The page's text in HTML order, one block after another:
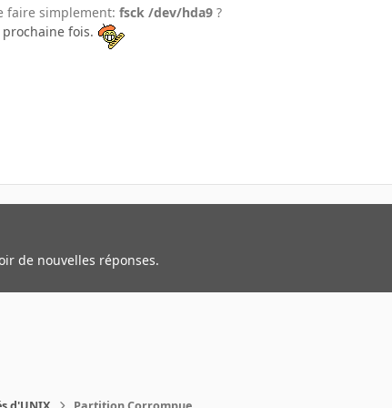
faire simplement: fsck /dev/hda9 ?
fois.
de nouvelles réponses.